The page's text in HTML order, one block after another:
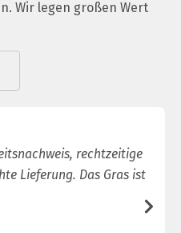
Wir legen großen Wert
rechtzeitige
Lieferung. Das Gras ist